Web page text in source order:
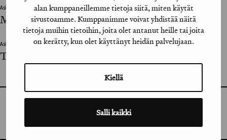
alan kumppaneillemme tietoja siitä, miten käytät
sivustoamme. Kumppanimme voivat yhdistää näitä
tietoja muihin tietoihin, joita olet antanut heille tai joita
on kerätty, kun olet käyttänyt heidän palvelujaan.
Kiellä
Salli kaikki
Asiakkaan vastuuhenkilö / Client’s Representative
Mirella Lampela
Asiakkaan vastuuhenkilö / Client’s Representative
Tove Vesterbacka